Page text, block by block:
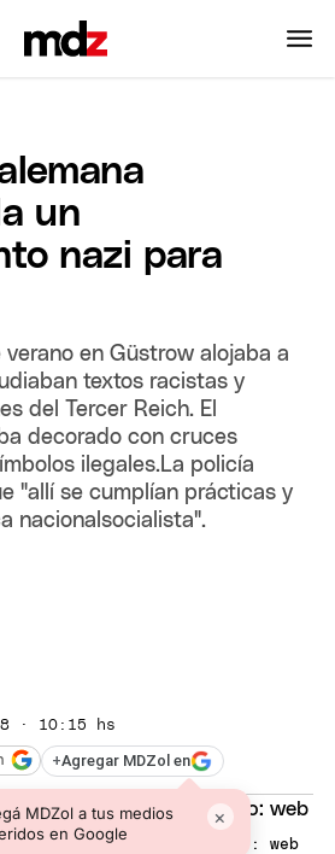
un
nazi para
verano en Güstrow alojaba a
textos racistas y
del Tercer Reich. El
decorado con cruces
ilegales.La policía
"allí se cumplían prácticas y
nacionalsocialista".
· 10:15 hs
+Agregar MDZol en
MDZol a tus medios
en Google
×
el campamento nazi. Foto: web